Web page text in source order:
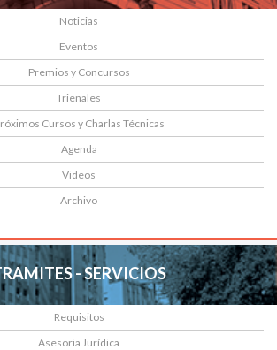
Noticias
Eventos
Premios y Concursos
Trienales
Cursos y Charlas Técnicas
Agenda
Videos
Archivo
- SERVICIOS
Requisitos
Asesoria Jurídica